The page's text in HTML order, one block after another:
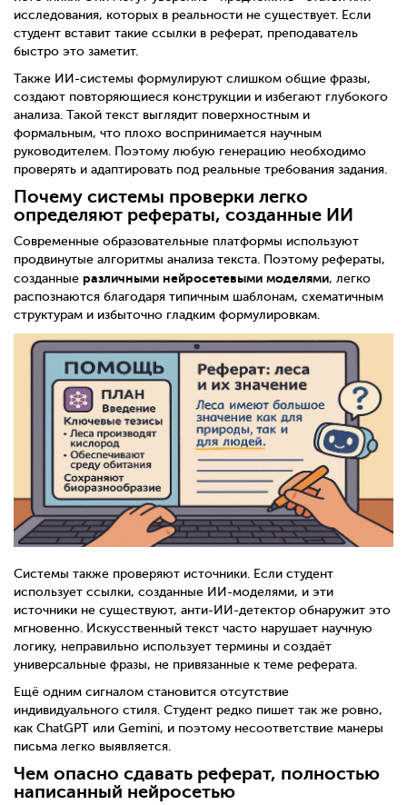
исследования, которых в реальности не существует. Если
студент вставит такие ссылки в реферат, преподаватель
быстро это заметит.
Также ИИ-системы формулируют слишком общие фразы,
создают повторяющиеся конструкции и избегают глубокого
анализа. Такой текст выглядит поверхностным и
формальным, что плохо воспринимается научным
руководителем. Поэтому любую генерацию необходимо
проверять и адаптировать под реальные требования задания.
Почему системы проверки легко
определяют рефераты, созданные ИИ
Современные образовательные платформы используют
продвинутые алгоритмы анализа текста. Поэтому рефераты,
созданные различными нейросетевыми моделями, легко
распознаются благодаря типичным шаблонам, схематичным
структурам и избыточно гладким формулировкам.
Системы также проверяют источники. Если студент
использует ссылки, созданные ИИ-моделями, и эти
источники не существуют, анти-ИИ-детектор обнаружит это
мгновенно. Искусственный текст часто нарушает научную
логику, неправильно использует термины и создаёт
универсальные фразы, не привязанные к теме реферата.
Ещё одним сигналом становится отсутствие
индивидуального стиля. Студент редко пишет так же ровно,
как ChatGPT или Gemini, и поэтому несоответствие манеры
письма легко выявляется.
Чем опасно сдавать реферат, полностью
написанный нейросетью